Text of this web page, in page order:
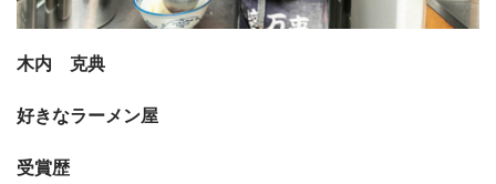
木内 克典
好きなラーメン屋
受賞歴